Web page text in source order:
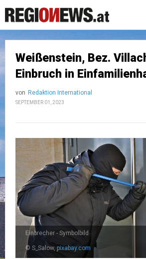
Weißenstein, Bez.
Einbruch in
von Redaktion International
SEPTEMBER 01, 2023
Einbrecher - Symbolbild
© S_Salow, pixabay.com